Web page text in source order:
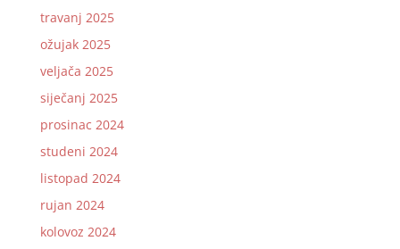
travanj 2025
ožujak 2025
veljača 2025
siječanj 2025
prosinac 2024
studeni 2024
listopad 2024
rujan 2024
kolovoz 2024